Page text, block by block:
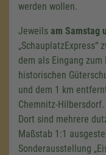
werden wollen.
Jeweils am Samstag
dem als Eingang
historischen
und dem 1 km
Chemnitz-Hilbersdorf.
Dort sind mehrere
Maßstab 1:1
Sonderausstellung